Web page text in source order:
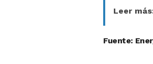
Leer
Fuente: